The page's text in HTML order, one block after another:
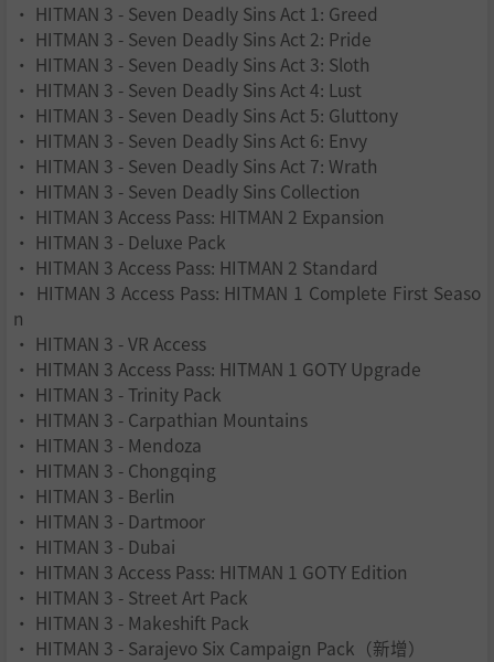
• HITMAN 3 - Seven Deadly Sins Act 1: Greed
• HITMAN 3 - Seven Deadly Sins Act 2: Pride
• HITMAN 3 - Seven Deadly Sins Act 3: Sloth
• HITMAN 3 - Seven Deadly Sins Act 4: Lust
• HITMAN 3 - Seven Deadly Sins Act 5: Gluttony
• HITMAN 3 - Seven Deadly Sins Act 6: Envy
• HITMAN 3 - Seven Deadly Sins Act 7: Wrath
• HITMAN 3 - Seven Deadly Sins Collection
• HITMAN 3 Access Pass: HITMAN 2 Expansion
• HITMAN 3 - Deluxe Pack
• HITMAN 3 Access Pass: HITMAN 2 Standard
• HITMAN 3 Access Pass: HITMAN 1 Complete First Seaso
n
• HITMAN 3 - VR Access
• HITMAN 3 Access Pass: HITMAN 1 GOTY Upgrade
• HITMAN 3 - Trinity Pack
• HITMAN 3 - Carpathian Mountains
• HITMAN 3 - Mendoza
• HITMAN 3 - Chongqing
• HITMAN 3 - Berlin
• HITMAN 3 - Dartmoor
• HITMAN 3 - Dubai
• HITMAN 3 Access Pass: HITMAN 1 GOTY Edition
• HITMAN 3 - Street Art Pack
• HITMAN 3 - Makeshift Pack
• HITMAN 3 - Sarajevo Six Campaign Pack（新增）